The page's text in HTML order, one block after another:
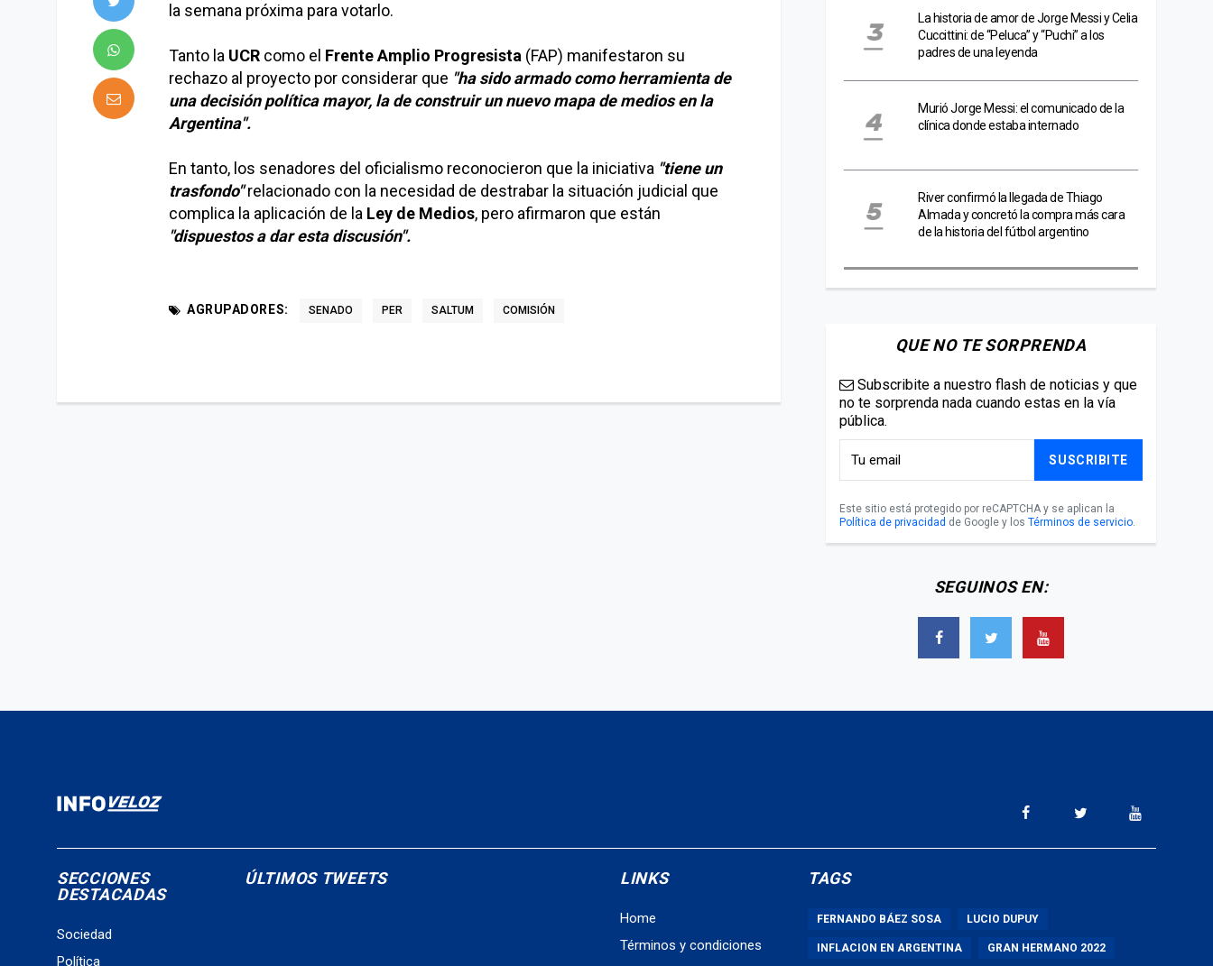
la semana próxima para votarlo.
Tanto la UCR como el Frente Amplio Progresista (FAP) manifestaron su
rechazo al proyecto por considerar que "ha sido armado como herramienta de
una decisión política mayor, la de construir un nuevo mapa de medios en la
Argentina".
En tanto, los senadores del oficialismo reconocieron que la iniciativa "tiene un
trasfondo"relacionado con la necesidad de destrabar la situación judicial que
complica la aplicación de la Ley de Medios, pero afirmaron que están
"dispuestos a dar esta discusión".
AGRUPADORES: SENADO PER SALTUM COMISIÓN
La historia de amor de Jorge Messi y Celia
Cuccittini: de “Peluca” y “Puchi” a los
padres de una leyenda
Murió Jorge Messi: el comunicado de la
clínica donde estaba internado
River confirmó la llegada de Thiago
Almada y concretó la compra más cara
de la historia del fútbol argentino
QUE NO TE SORPRENDA
Subscribite a nuestro flash de noticias y que
no te sorprenda nada cuando estas en la vía
pública.
SUSCRIBITE
Este sitio está protegido por reCAPTCHA y se aplican la
Política de privacidad de Google y los Términos de servicio.
SEGUINOS EN:
SECCIONES
DESTACADAS
Sociedad
Política
ÚLTIMOS TWEETS LINKS
Home
Términos y condiciones
TAGS
FERNANDO BÁEZ SOSA LUCIO DUPUY
INFLACION EN ARGENTINA GRAN HERMANO 2022